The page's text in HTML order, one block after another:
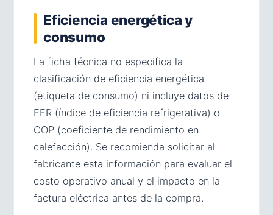
Eficiencia energética y
consumo
La ficha técnica no especifica la
clasificación de eficiencia energética
(etiqueta de consumo) ni incluye datos de
EER (índice de eficiencia refrigerativa) o
COP (coeficiente de rendimiento en
calefacción). Se recomienda solicitar al
fabricante esta información para evaluar el
costo operativo anual y el impacto en la
factura eléctrica antes de la compra.